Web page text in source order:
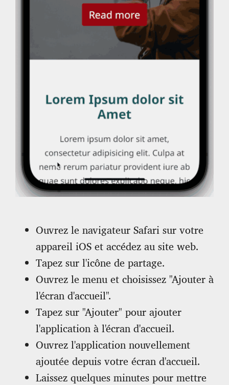
Ouvrez le navigateur Safari sur votre
appareil iOS et accédez au site web.
Tapez sur l'icône de partage.
Ouvrez le menu et choisissez "Ajouter à
l'écran d'accueil".
Tapez sur "Ajouter" pour ajouter
l'application à l'écran d'accueil.
Ouvrez l'application nouvellement
ajoutée depuis votre écran d'accueil.
Laissez quelques minutes pour mettre